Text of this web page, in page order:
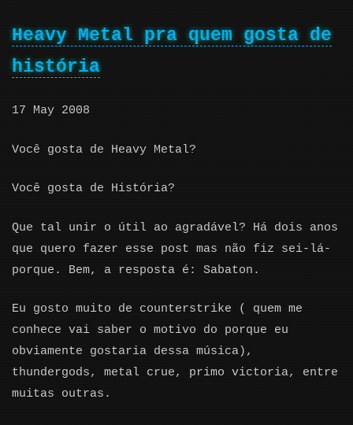
Heavy Metal pra quem gosta de
história
17 May 2008
Você gosta de Heavy Metal?
Você gosta de História?
Que tal unir o útil ao agradável? Há dois anos
que quero fazer esse post mas não fiz sei-lá-
porque. Bem, a resposta é: Sabaton.
Eu gosto muito de counterstrike ( quem me
conhece vai saber o motivo do porque eu
obviamente gostaria dessa música),
thundergods, metal crue, primo victoria, entre
muitas outras.